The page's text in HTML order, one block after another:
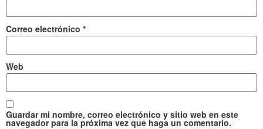
Correo electrónico *
Web
Guardar mi nombre, correo electrónico y sitio web en este
navegador para la próxima vez que haga un comentario.